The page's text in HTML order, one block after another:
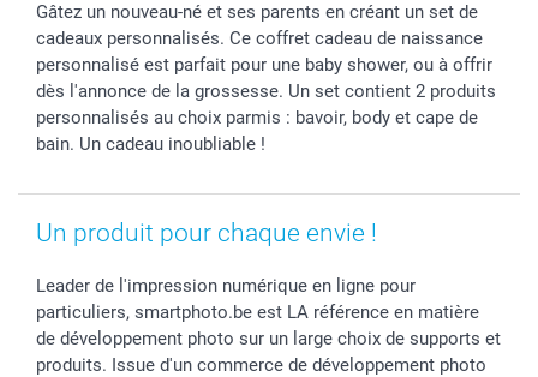
Dénicheur d'idées cadeau
Rentrée des classes
Communion
Saint-Valentin
Vacances
Conditions générales
Vie privée
Gestion des cookies
Tarifs
Investisseurs
Modes de paiement
Modes de livraison
Grandes Quantités
Statut de ma commande
Gâtez un nouveau-né et ses parents en créant un set de
cadeaux personnalisés. Ce coffret cadeau de naissance
personnalisé est parfait pour une baby shower, ou à offrir
dès l'annonce de la grossesse. Un set contient 2 produits
personnalisés au choix parmis : bavoir, body et cape de
bain. Un cadeau inoubliable !
Un produit pour chaque envie !
Leader de l'impression numérique en ligne pour
particuliers, smartphoto.be est LA référence en matière
de développement photo sur un large choix de supports et
produits. Issue d'un commerce de développement photo